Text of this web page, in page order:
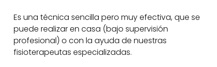
Es una técnica sencilla pero muy efectiva, que se
puede realizar en casa (bajo supervisión
profesional) o con la ayuda de nuestras
fisioterapeutas especializadas.